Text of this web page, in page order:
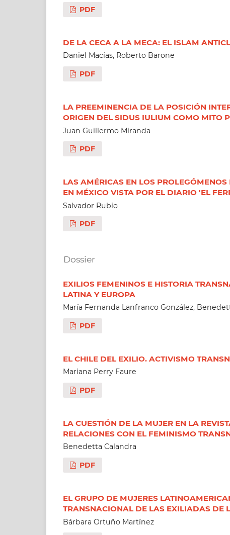
PDF
DE LA CECA A LA MECA: EL ISLAM
Daniel Macías, Roberto Barone
PDF
LA PREEMINENCIA DE LA POSICIÓN
ORIGEN DEL SIDUS IULIUM COMO MITO
Juan Guillermo Miranda
PDF
LAS AMÉRICAS EN LOS
EN MÉXICO VISTA POR EL DIARIO 'EL
Salvador Rubio
PDF
Dossier
EXILIOS FEMENINOS E HISTORIA
LATINA Y EUROPA
María Fernanda Lanfranco González,
PDF
EL CHILE DEL EXILIO. ACTIVISMO
Mariana Perry Faure
PDF
LA CUESTIÓN DE LA MUJER EN LA
RELACIONES CON EL FEMINISMO
Benedetta Calandra
PDF
EL GRUPO DE MUJERES
TRANSNACIONAL DE LAS EXILIADAS DE
Bárbara Ortuño Martínez